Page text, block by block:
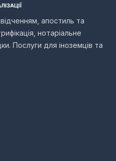
апостиль та
нотаріальне
Послуги для іноземців та